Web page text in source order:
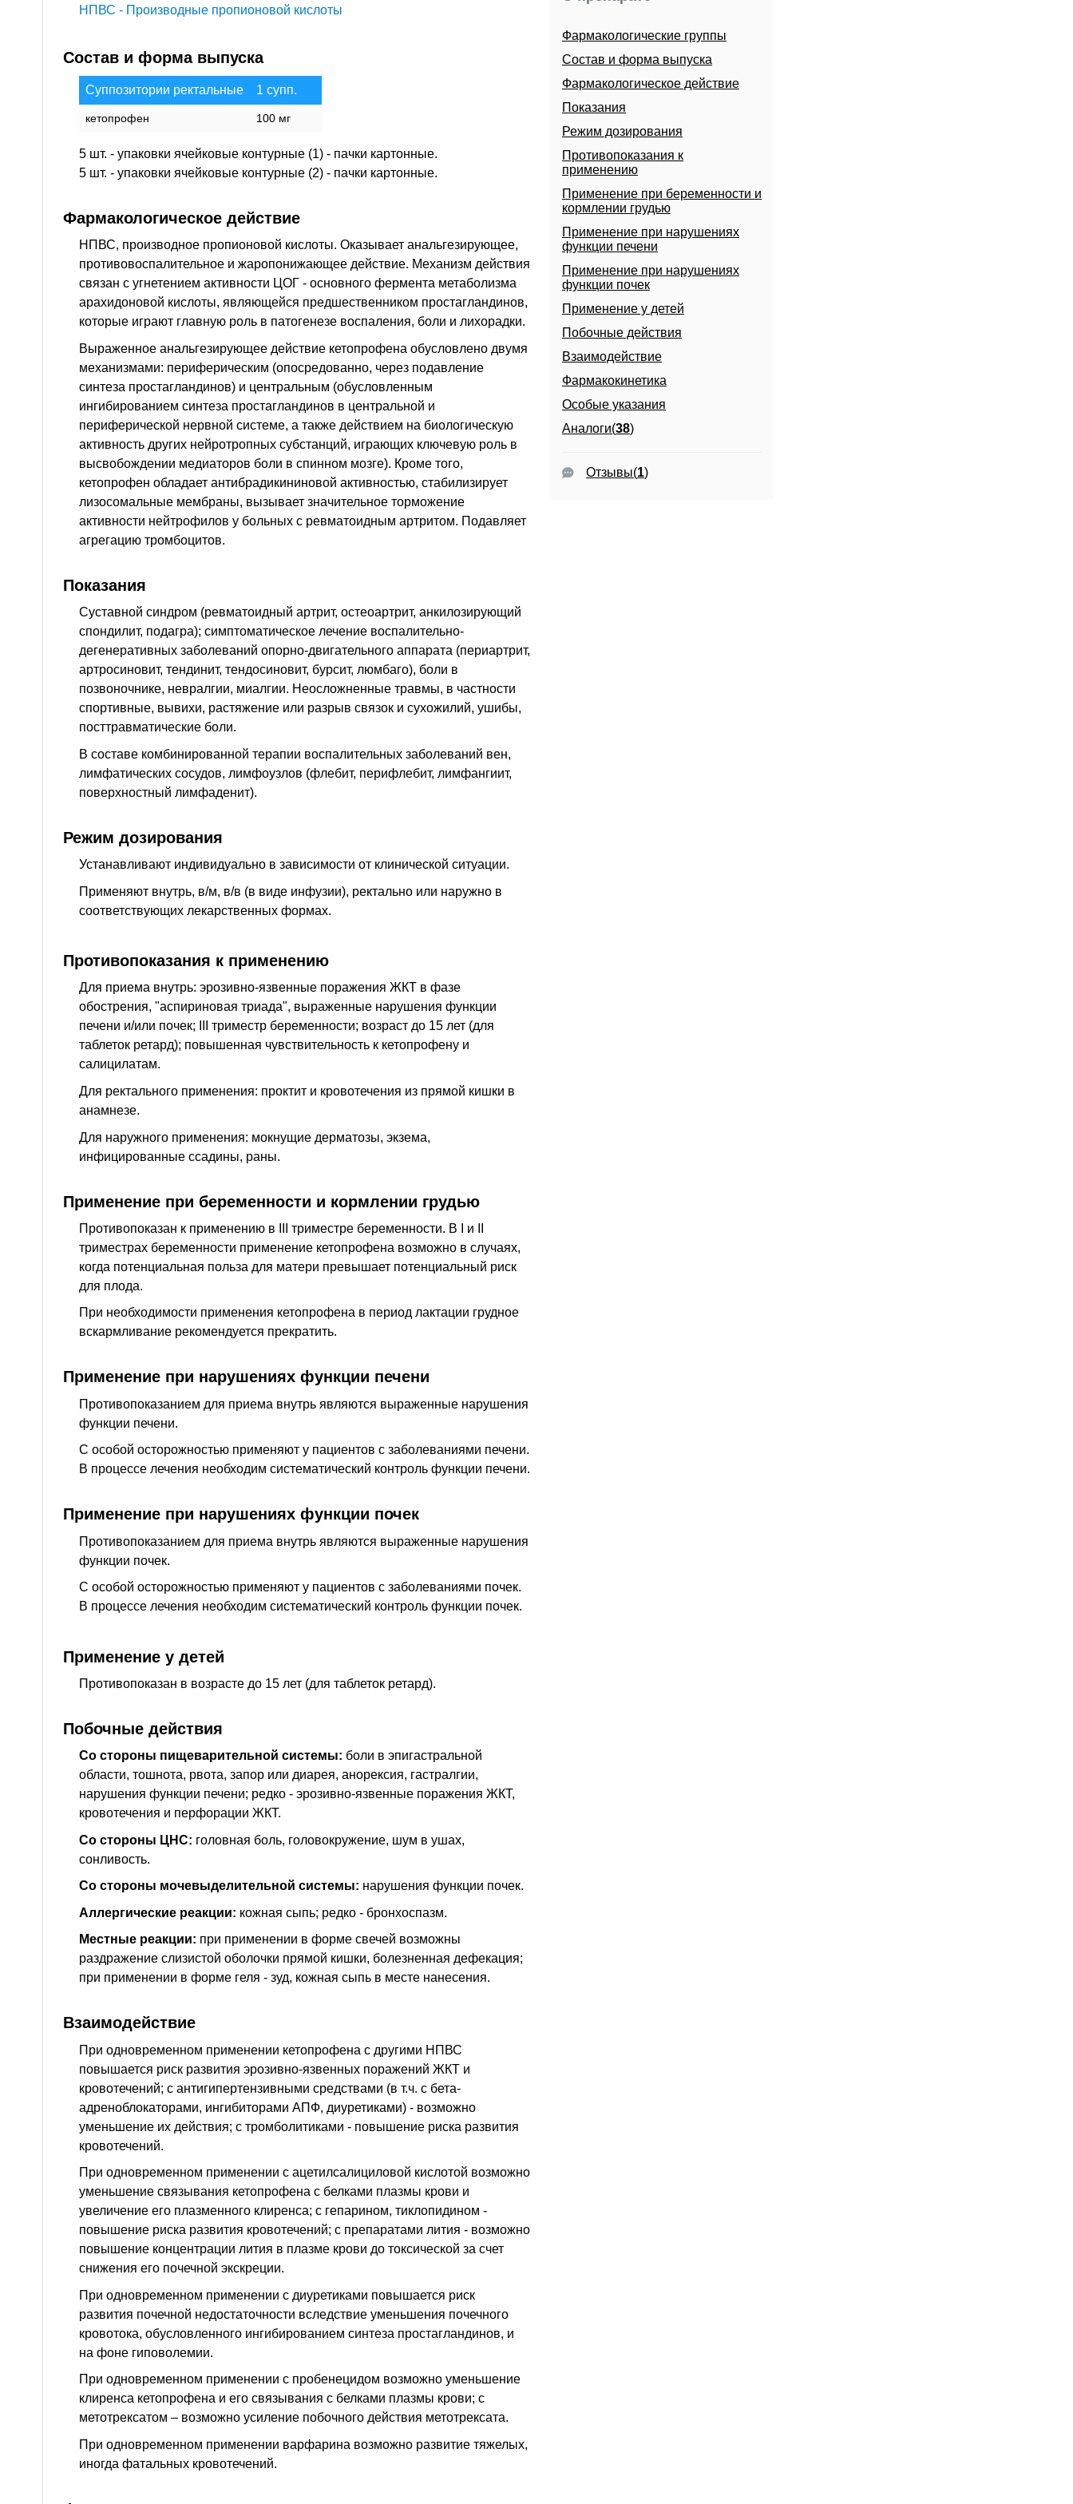
НПВС - Производные пропионовой кислоты
Состав и форма выпуска
Суппозитории ректальные 1 супп.
кетопрофен 100 мг
5 шт. - упаковки ячейковые контурные (1) - пачки картонные.
5 шт. - упаковки ячейковые контурные (2) - пачки картонные.
Фармакологическое действие
НПВС, производное пропионовой кислоты. Оказывает анальгезирующее,
противовоспалительное и жаропонижающее действие. Механизм действия
связан с угнетением активности ЦОГ - основного фермента метаболизма
арахидоновой кислоты, являющейся предшественником простагландинов,
которые играют главную роль в патогенезе воспаления, боли и лихорадки.
Выраженное анальгезирующее действие кетопрофена обусловлено двумя
механизмами: периферическим (опосредованно, через подавление
синтеза простагландинов) и центральным (обусловленным
ингибированием синтеза простагландинов в центральной и
периферической нервной системе, а также действием на биологическую
активность других нейротропных субстанций, играющих ключевую роль в
высвобождении медиаторов боли в спинном мозге). Кроме того,
кетопрофен обладает антибрадикининовой активностью, стабилизирует
лизосомальные мембраны, вызывает значительное торможение
активности нейтрофилов у больных с ревматоидным артритом. Подавляет
агрегацию тромбоцитов.
Показания
Суставной синдром (ревматоидный артрит, остеоартрит, анкилозирующий
спондилит, подагра); симптоматическое лечение воспалительно-
дегенеративных заболеваний опорно-двигательного аппарата (периартрит,
артросиновит, тендинит, тендосиновит, бурсит, люмбаго), боли в
позвоночнике, невралгии, миалгии. Неосложненные травмы, в частности
спортивные, вывихи, растяжение или разрыв связок и сухожилий, ушибы,
посттравматические боли.
В составе комбинированной терапии воспалительных заболеваний вен,
лимфатических сосудов, лимфоузлов (флебит, перифлебит, лимфангиит,
поверхностный лимфаденит).
Режим дозирования
Устанавливают индивидуально в зависимости от клинической ситуации.
Применяют внутрь, в/м, в/в (в виде инфузии), ректально или наружно в
соответствующих лекарственных формах.
Противопоказания к применению
Для приема внутрь: эрозивно-язвенные поражения ЖКТ в фазе
обострения, "аспириновая триада", выраженные нарушения функции
печени и/или почек; III триместр беременности; возраст до 15 лет (для
таблеток ретард); повышенная чувствительность к кетопрофену и
салицилатам.
Для ректального применения: проктит и кровотечения из прямой кишки в
анамнезе.
Для наружного применения: мокнущие дерматозы, экзема,
инфицированные ссадины, раны.
Применение при беременности и кормлении грудью
Противопоказан к применению в III триместре беременности. В I и II
триместрах беременности применение кетопрофена возможно в случаях,
когда потенциальная польза для матери превышает потенциальный риск
для плода.
При необходимости применения кетопрофена в период лактации грудное
вскармливание рекомендуется прекратить.
Применение при нарушениях функции печени
Противопоказанием для приема внутрь являются выраженные нарушения
функции печени.
С особой осторожностью применяют у пациентов с заболеваниями печени.
В процессе лечения необходим систематический контроль функции печени.
Применение при нарушениях функции почек
Противопоказанием для приема внутрь являются выраженные нарушения
функции почек.
С особой осторожностью применяют у пациентов с заболеваниями почек.
В процессе лечения необходим систематический контроль функции почек.
Применение у детей
Противопоказан в возрасте до 15 лет (для таблеток ретард).
Побочные действия
Со стороны пищеварительной системы: боли в эпигастральной
области, тошнота, рвота, запор или диарея, анорексия, гастралгии,
нарушения функции печени; редко - эрозивно-язвенные поражения ЖКТ,
кровотечения и перфорации ЖКТ.
Со стороны ЦНС: головная боль, головокружение, шум в ушах,
сонливость.
Со стороны мочевыделительной системы: нарушения функции почек.
Аллергические реакции: кожная сыпь; редко - бронхоспазм.
Местные реакции: при применении в форме свечей возможны
раздражение слизистой оболочки прямой кишки, болезненная дефекация;
при применении в форме геля - зуд, кожная сыпь в месте нанесения.
Взаимодействие
При одновременном применении кетопрофена с другими НПВС
повышается риск развития эрозивно-язвенных поражений ЖКТ и
кровотечений; с антигипертензивными средствами (в т.ч. с бета-
адреноблокаторами, ингибиторами АПФ, диуретиками) - возможно
уменьшение их действия; с тромболитиками - повышение риска развития
кровотечений.
При одновременном применении с ацетилсалициловой кислотой возможно
уменьшение связывания кетопрофена с белками плазмы крови и
увеличение его плазменного клиренса; с гепарином, тиклопидином -
повышение риска развития кровотечений; с препаратами лития - возможно
повышение концентрации лития в плазме крови до токсической за счет
снижения его почечной экскреции.
При одновременном применении с диуретиками повышается риск
развития почечной недостаточности вследствие уменьшения почечного
кровотока, обусловленного ингибированием синтеза простагландинов, и
на фоне гиповолемии.
При одновременном применении с пробенецидом возможно уменьшение
клиренса кетопрофена и его связывания с белками плазмы крови; с
метотрексатом – возможно усиление побочного действия метотрексата.
При одновременном применении варфарина возможно развитие тяжелых,
иногда фатальных кровотечений.
Фармакологические группы
Состав и форма выпуска
Фармакологическое действие
Показания
Режим дозирования
Противопоказания к
применению
Применение при беременности и
кормлении грудью
Применение при нарушениях
функции печени
Применение при нарушениях
функции почек
Применение у детей
Побочные действия
Взаимодействие
Фармакокинетика
Особые указания
Аналоги(38)
Отзывы(1)